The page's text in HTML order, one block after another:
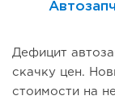
Дефицит
скачку цен.
стоимости на